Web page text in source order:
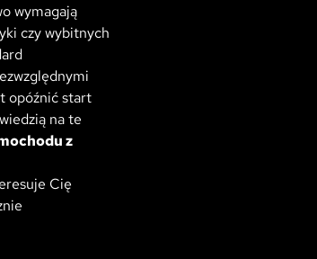
wymagają
czy wybitnych
opóźnić start
na te
z
Cię